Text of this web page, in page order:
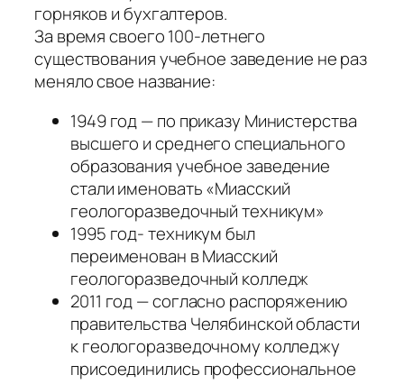
горняков и бухгалтеров.
За время своего 100-летнего
существования учебное заведение не раз
меняло свое название:
1949 год — по приказу Министерства
высшего и среднего специального
образования учебное заведение
стали именовать «Миасский
геологоразведочный техникум»
1995 год- техникум был
переименован в Миасский
геологоразведочный колледж
2011 год — согласно распоряжению
правительства Челябинской области
к геологоразведочному колледжу
присоединились профессиональное